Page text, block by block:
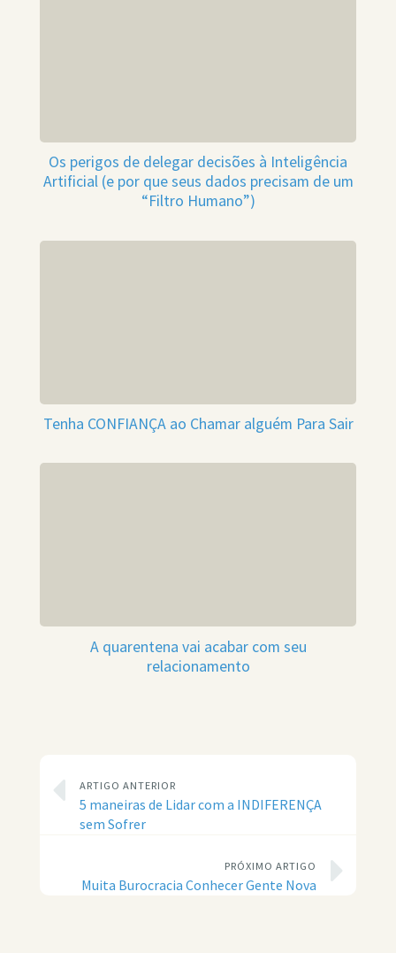
Os perigos de delegar decisões à Inteligência
Artificial (e por que seus dados precisam de um
“Filtro Humano”)
Tenha CONFIANÇA ao Chamar alguém Para Sair
A quarentena vai acabar com seu
relacionamento
ARTIGO ANTERIOR
5 maneiras de Lidar com a INDIFERENÇA
sem Sofrer
PRÓXIMO ARTIGO
Muita Burocracia Conhecer Gente Nova